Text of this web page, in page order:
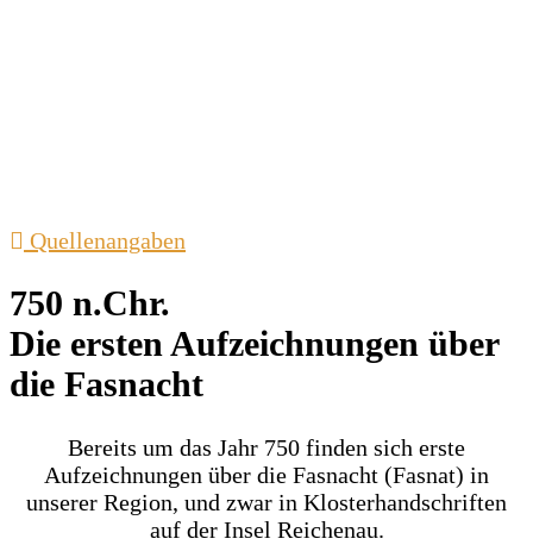
Quellenangaben
750 n.Chr.
Die ersten Aufzeichnungen über
die Fasnacht
Bereits um das Jahr 750 finden sich erste
Aufzeichnungen über die Fasnacht (Fasnat) in
unserer Region, und zwar in Klosterhandschriften
auf der Insel Reichenau.